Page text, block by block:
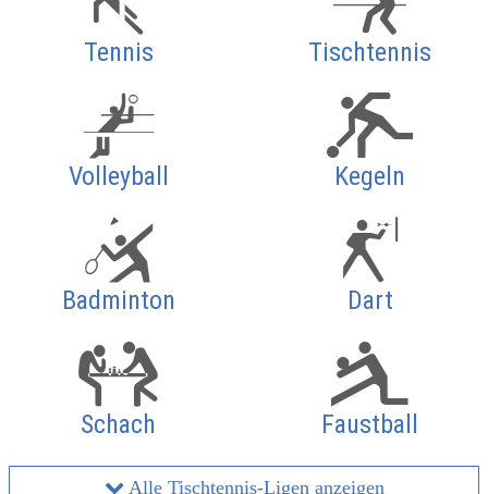
Tennis Tischtennis
Volleyball Kegeln
Badminton Dart
Schach Faustball
Alle Tischtennis-Ligen anzeigen